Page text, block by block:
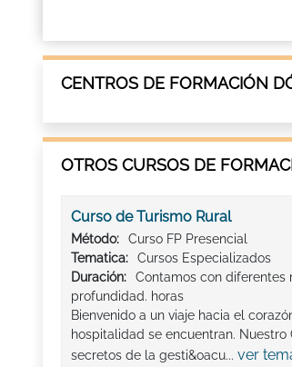
CENTROS DE FORMACIÓN
OTROS CURSOS DE
Curso de Turismo Rural
Método:
Curso FP Presencial
Tematica:
Cursos Especializados
Duración:
Contamos con diferentes
profundidad. horas
Bienvenido a un viaje hacia el
hospitalidad se encuentran.
secretos de la gesti&oacu... ver